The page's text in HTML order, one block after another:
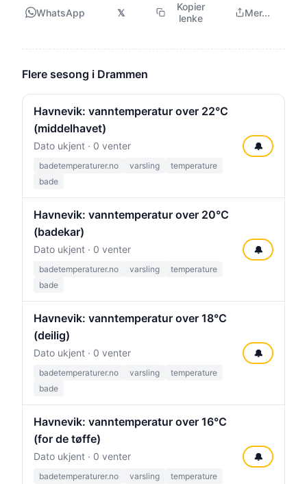
WhatsApp 𝕏
Kopier
lenke
Mer...
Flere sesong i Drammen
Havnevik: vanntemperatur over 22°C
(middelhavet)
Dato ukjent · 0 venter
badetemperaturer.no varsling
temperature
bade
🔔
Havnevik: vanntemperatur over 20°C
(badekar)
Dato ukjent · 0 venter
badetemperaturer.no varsling
temperature
bade
🔔
Havnevik: vanntemperatur over 18°C
(deilig)
Dato ukjent · 0 venter
badetemperaturer.no varsling
temperature
bade
🔔
Havnevik: vanntemperatur over 16°C
(for de tøffe)
Dato ukjent · 0 venter
badetemperaturer.no varsling
temperature
🔔